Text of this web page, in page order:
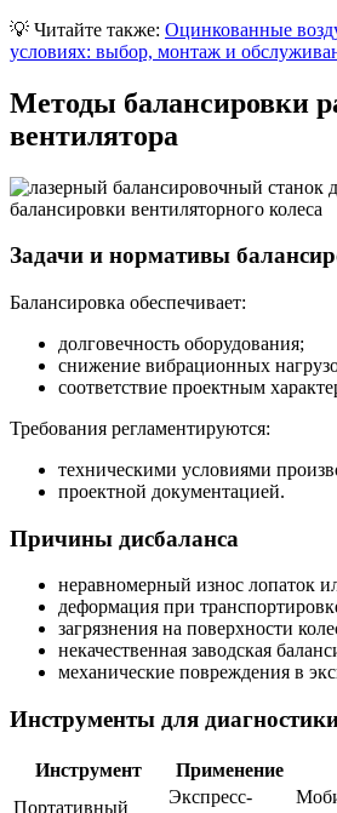
💡 Читайте также: Оцинкованные
условиях: выбор, монтаж и
Методы балансировки
вентилятора
Задачи и нормативы
Балансировка обеспечивает:
долговечность оборудования;
снижение вибрационных
соответствие проектным
Требования регламентируются:
техническими условиями
проектной документацией.
Причины дисбаланса
неравномерный износ лопаток
деформация при
загрязнения на поверхности
некачественная заводская
механические повреждения в
Инструменты для
Инструмент Применение
Портативный
Экспресс-